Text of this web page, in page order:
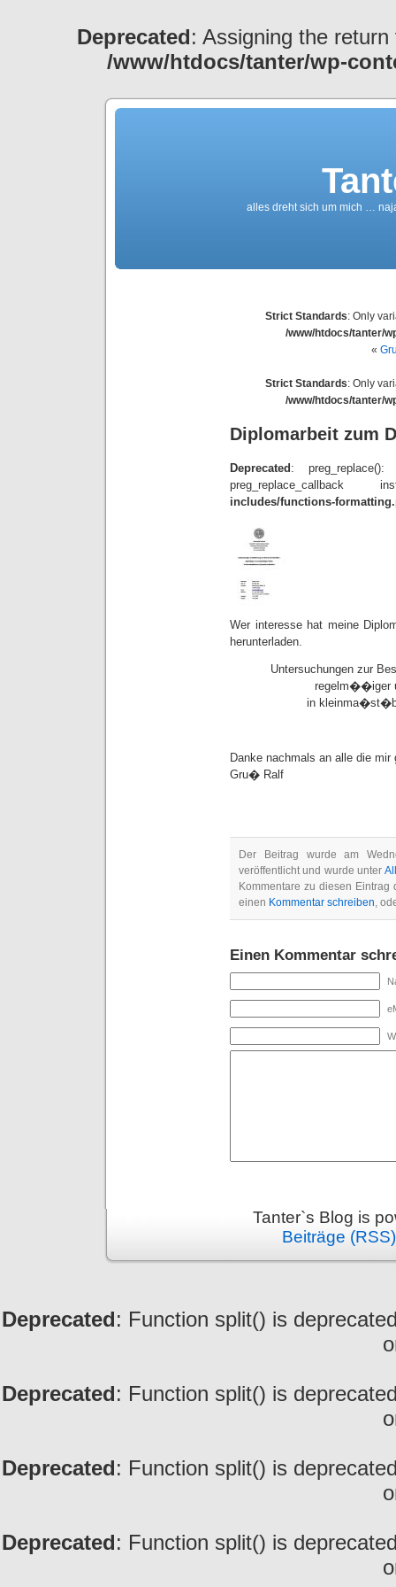
Deprecated: Assigning the
/www/htdocs/tanter/wp-
alles dreht sich um mich …
Strict Standards: Only
/www/htdocs/tanter/
«
Strict Standards: Only
/www/htdocs/tanter/
Diplomarbeit zum
Deprecated :
includes/functions-
Wer interesse hat meine
herunterladen.
Untersuchungen zur
regelm��iger
in
Danke nachmals an alle die
Gru� Ralf
Der Beitrag wurde am
veröffentlicht und wurde unter
Kommentare zu diesen
einen Kommentar schreiben,
Einen Kommentar
Tanter`s Blog is
Beiträge (RSS)
Deprecated: Function split() is
Deprecated: Function split() is
Deprecated: Function split() is
Deprecated: Function split() is